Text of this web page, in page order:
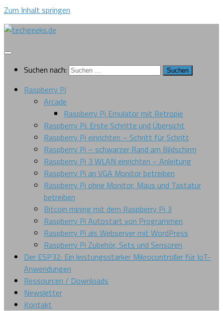
Zum Inhalt springen
Suchen nach:
Raspberry Pi
Arcade
Raspberry Pi Emulator mit Retropie
Raspberry Pi: Erste Schritte und Übersicht
Raspberry Pi einrichten – Schritt für Schritt
Raspberry Pi – schwarzer Rand am Bildschirm
Raspberry Pi 3 WLAN einrichten – Anleitung
Raspberry Pi an VGA Monitor betreiben
Raspberry Pi ohne Monitor, Maus und Tastatur
betreiben
Bitcoin mining mit dem Raspberry Pi 3
Raspberry Pi Autostart von Programmen
Raspberry Pi als Webserver mit WordPress
Raspberry Pi Zubehör, Sets und Sensoren
Der ESP32: Ein leistungsstarker Mikrocontroller für IoT-
Anwendungen
Ressourcen / Downloads
Newsletter
Kontakt